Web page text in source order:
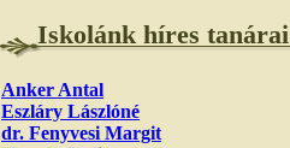
Iskolánk híres tanárai
Anker Antal
Eszláry Lászlóné
dr. Fenyvesi Margit